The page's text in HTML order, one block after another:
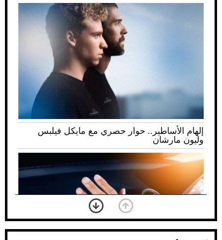
إلهام الأساطير.. حوار حصري مع مايكل فيلبس
وليون مارشان